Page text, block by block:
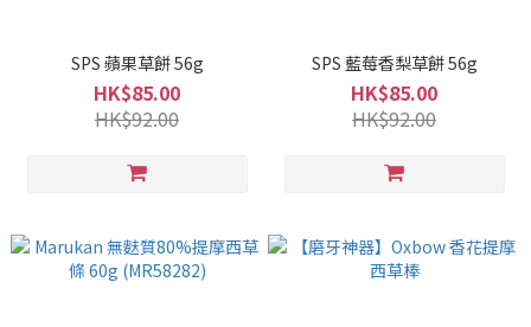
SPS 蘋果草餅 56g
HK$85.00
HK$92.00
SPS 藍莓香梨草餅 56g
HK$85.00
HK$92.00